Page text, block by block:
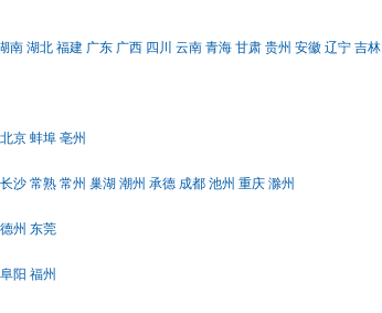
南 湖北 福建 广东 广西 四川 云南 青海 甘肃 贵州 安徽 辽宁 吉林
北京 蚌埠 亳州
长沙 常熟 常州 巢湖 潮州 承德 成都 池州 重庆 滁州
德州 东莞
阜阳 福州